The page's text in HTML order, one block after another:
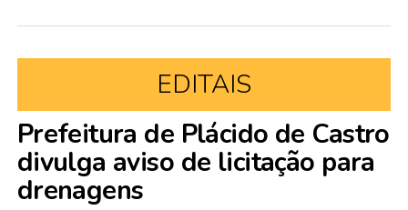
EDITAIS
Prefeitura de Plácido de Castro
divulga aviso de licitação para
drenagens